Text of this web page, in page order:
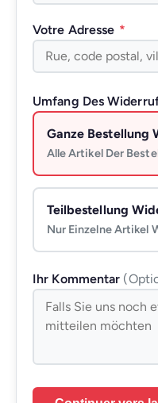
Votre Adresse *
Umfang Des
Ganze Bestellung
Alle Artikel Der
Teilbestellung
Nur Einzelne Artikel
Ihr Kommentar